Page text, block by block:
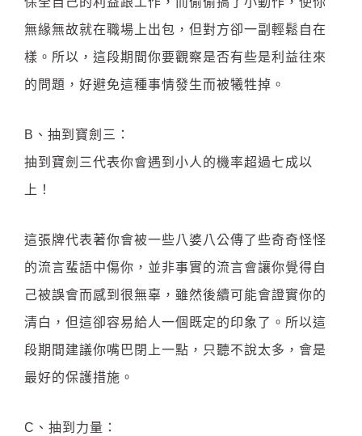
無緣無故就在職場上出包，但對方卻一副輕鬆自在
樣。所以，這段期間你要觀察是否有些是利益往來
的問題，好避免這種事情發生而被犧牲掉。
B、抽到寶劍三：
抽到寶劍三代表你會遇到小人的機率超過七成以
上！
這張牌代表著你會被一些八婆八公傳了些奇奇怪怪
的流言蜚語中傷你，並非事實的流言會讓你覺得自
己被誤會而感到很無辜，雖然後續可能會證實你的
清白，但這卻容易給人一個既定的印象了。所以這
段期間建議你嘴巴閉上一點，只聽不說太多，會是
最好的保護措施。
C、抽到力量：